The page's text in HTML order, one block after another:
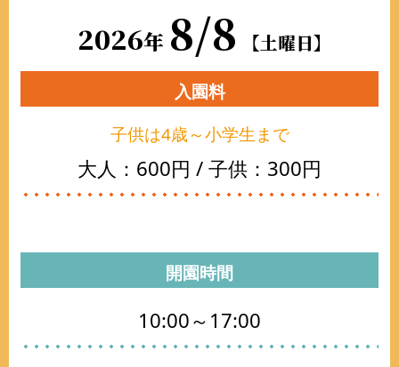
2026年 8/8 【土曜日】
入園料
子供は4歳～小学生まで
大人：600円 / 子供：300円
開園時間
10:00～17:00